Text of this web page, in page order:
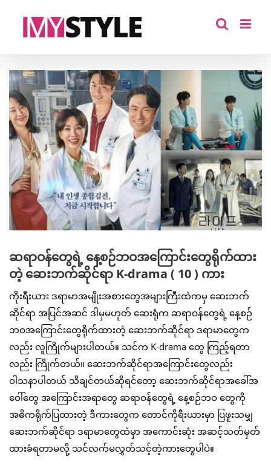
View
Larger
Image
ဆရာဝန်တွေရဲ့ နေ့စဉ်ဘဝအကြောင်းတွေရိုက်ထား
တဲ့ ဆေးဘက်ဆိုင်ရာ K-drama ( 10 ) ကား
ကိုးရီးယား ဒရာမာအမျိုးအစားတွေအများကြီးထဲကမှ ဆေးဘက်
ဆိုင်ရာ အပြင်အဆင် ဒါမှမဟုတ် ဆေးရုံက ဆရာဝန်တွေရဲ့ နေ့စဉ်
ဘဝအကြောင်းတွေရိုက်ထားတဲ့ ဆေးဘက်ဆိုင်ရာ ဒရာမာတွေက
လည်း လူကြိုက်များပါတယ်။ သင်က K-drama တွေ ကြည့်ရတာ
လည်း ကြိုက်တယ်။ ဆေးဘက်ဆိုင်ရာအကြောင်းတွေလည်း
ဝါသနာပါတယ် သိချင်တယ်ဆိုရင်တော့ ဆေးဘက်ဆိုင်ရာအခေါ်အ
ဝေါ်တွေ အကြောင်းအရာတွေ ဆရာဝန်တွေရဲ့ နေ့စဉ်ဘဝ တွေကို
အဓိကရိုက်ပြထားတဲ့ ဒီကားတွေက တောင်ကိုရီးယားမှာ ပြဖူးသမျှ
ဆေးဘက်ဆိုင်ရာ ဒရာမာတွေထဲမှာ အကောင်းဆုံး အဆင့်သတ်မှတ်
ထားခံရတာမလို့ သင်လက်မလွှတ်သင့်တဲ့ကားတွေပါပဲ။